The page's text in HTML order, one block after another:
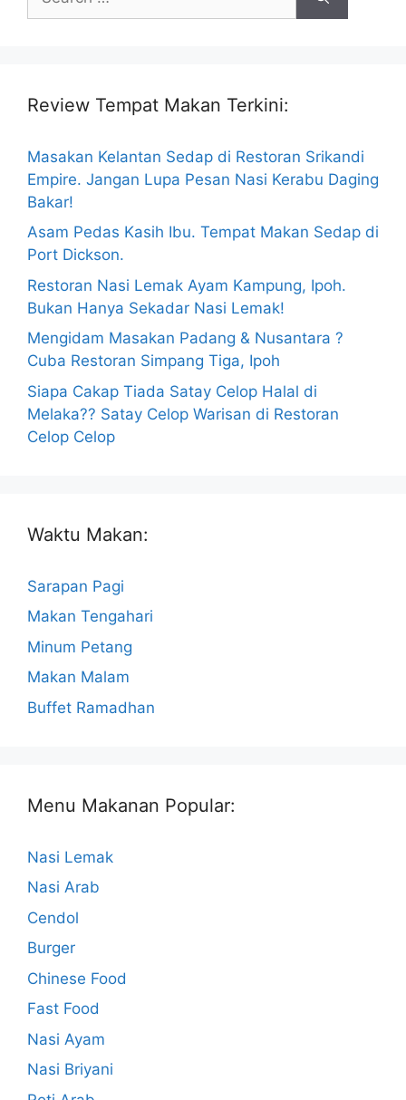
for:
Review Tempat Makan Terkini:
Masakan Kelantan Sedap di Restoran Srikandi
Empire. Jangan Lupa Pesan Nasi Kerabu Daging
Bakar!
Asam Pedas Kasih Ibu. Tempat Makan Sedap di
Port Dickson.
Restoran Nasi Lemak Ayam Kampung, Ipoh.
Bukan Hanya Sekadar Nasi Lemak!
Mengidam Masakan Padang & Nusantara ?
Cuba Restoran Simpang Tiga, Ipoh
Siapa Cakap Tiada Satay Celop Halal di
Melaka?? Satay Celop Warisan di Restoran
Celop Celop
Waktu Makan:
Sarapan Pagi
Makan Tengahari
Minum Petang
Makan Malam
Buffet Ramadhan
Menu Makanan Popular:
Nasi Lemak
Nasi Arab
Cendol
Burger
Chinese Food
Fast Food
Nasi Ayam
Nasi Briyani